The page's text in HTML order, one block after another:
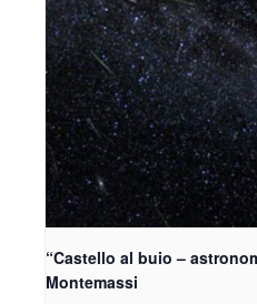
“Castello al buio –
Montemassi